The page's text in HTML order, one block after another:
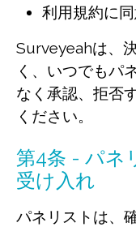
利用規約に
Surveyeahは、
く、いつでもパ
なく承認、拒否
ください。
第4条 - パネ
受け入れ
パネリストは、